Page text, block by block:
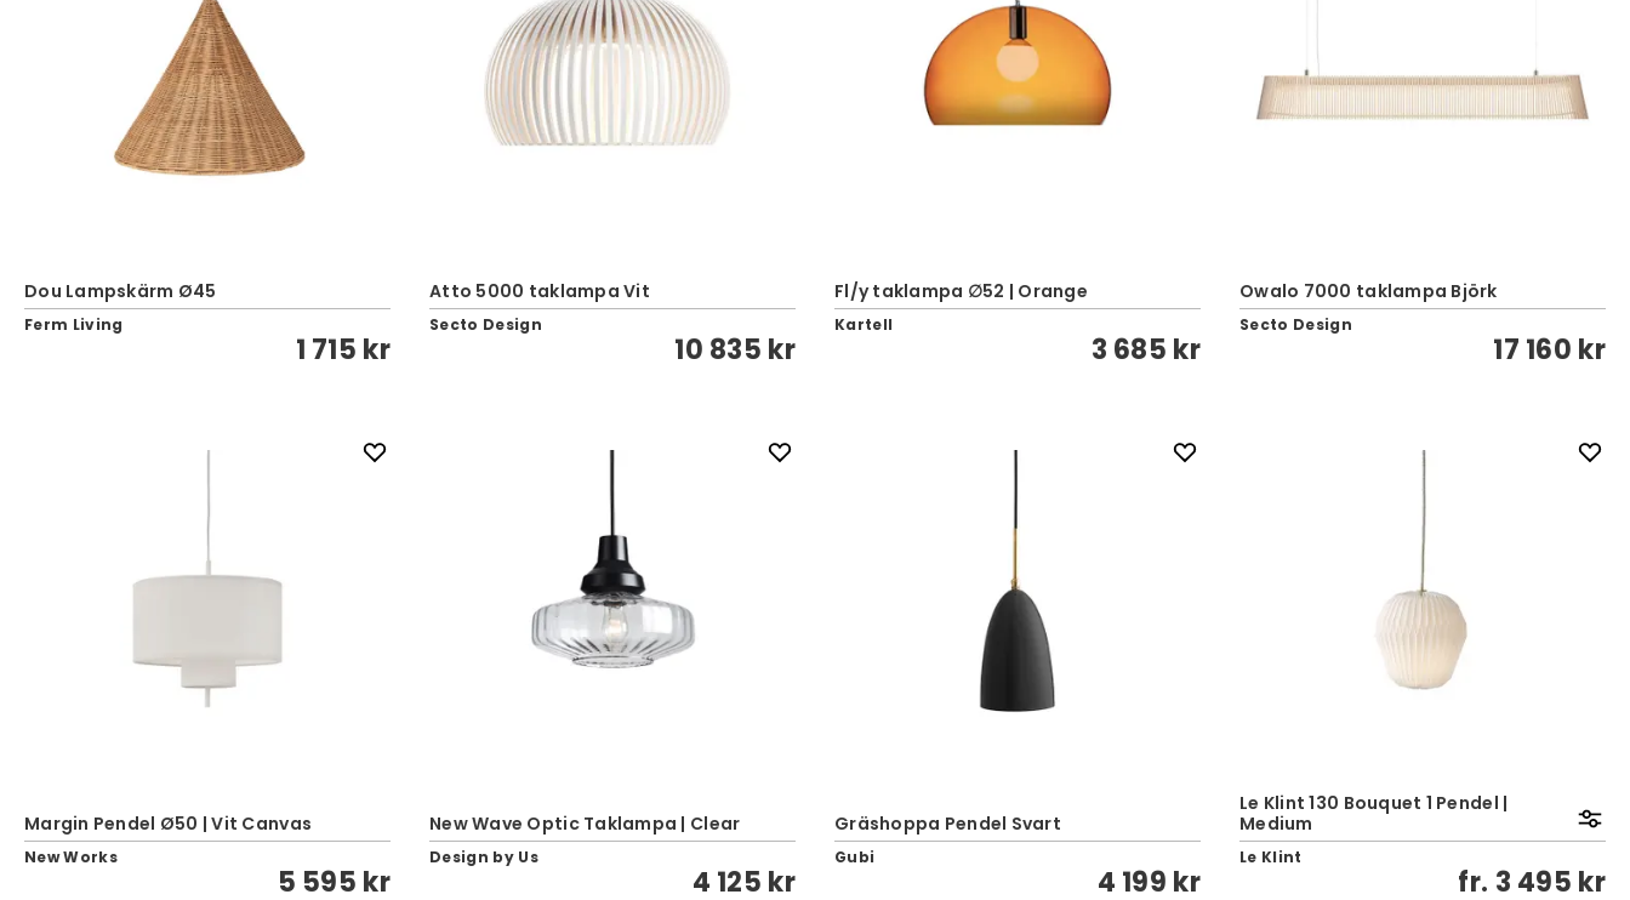
Dou Lampskärm Ø45
Ferm Living
1 715 kr
Atto 5000 taklampa Vit
Secto Design
10 835 kr
Fl/y taklampa ∅52 | Orange
Kartell
3 685 kr
Owalo 7000 taklampa Björk
Secto Design
17 160 kr
Margin Pendel Ø50 | Vit Canvas
New Works
5 595 kr
New Wave Optic Taklampa | Clear
Design by Us
4 125 kr
Gräshoppa Pendel Svart
Gubi
4 199 kr
Le Klint 130 Bouquet 1 Pendel |
Medium
Le Klint
fr. 3 495 kr